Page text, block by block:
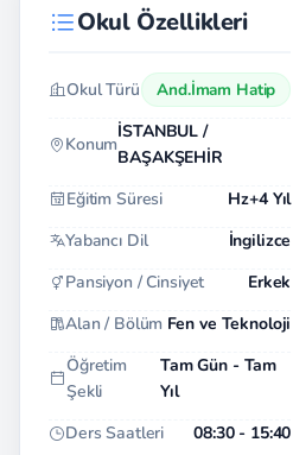
Okul Özellikleri
Okul Türü And.İmam Hatip
Konum
İSTANBUL /
BAŞAKŞEHİR
Eğitim Süresi
Hz+4 Yıl
Yabancı Dil
İngilizce
Pansiyon / Cinsiyet
Erkek
Alan / Bölüm Fen ve Teknoloji
Öğretim
Şekli
Tam Gün - Tam
Yıl
Ders Saatleri
08:30 - 15:40